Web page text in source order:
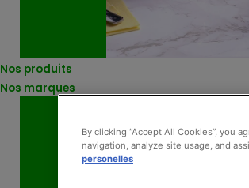
Nos produits
Nos marques
By clicking “Accept All Cookies”, you
navigation, analyze site usage, and
personelles